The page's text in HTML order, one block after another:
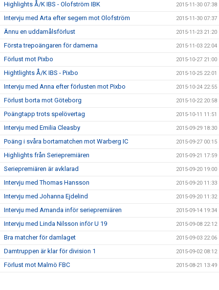
Highlights Å/K IBS - Olofström IBK 2015-11-30 07:38
Intervju med Arta efter segern mot Olofström 2015-11-30 07:37
Ännu en uddamålsförlust 2015-11-23 21:20
Första trepoängaren för damerna 2015-11-03 22:04
Förlust mot Pixbo 2015-10-27 21:00
Hightlights Å/K IBS - Pixbo 2015-10-25 22:01
Intervju med Anna efter förlusten mot Pixbo 2015-10-24 22:55
Förlust borta mot Göteborg 2015-10-22 20:58
Poängtapp trots spelövertag 2015-10-11 11:51
Intervju med Emilia Cleasby 2015-09-29 18:30
Poäng i svåra bortamatchen mot Warberg IC 2015-09-27 00:15
Highlights från Seriepremiären 2015-09-21 17:59
Seriepremiären är avklarad 2015-09-20 19:00
Intervju med Thomas Hansson 2015-09-20 11:33
Intervju med Johanna Ejdelind 2015-09-20 11:32
Intervju med Amanda inför seriepremiären 2015-09-14 19:34
Intervju med Linda Nilsson inför U 19 2015-09-08 22:12
Bra matcher för damlaget 2015-09-03 22:06
Damtruppen är klar för division 1 2015-09-02 08:12
Förlust mot Malmö FBC 2015-08-21 13:49